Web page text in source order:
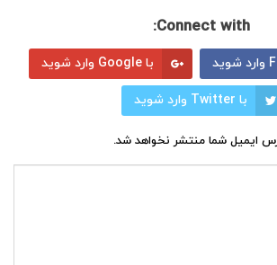
Connect with:
با Google وارد شوید
با Twitter وارد شوید
ایمیل شما منتشر نخواهد شد.